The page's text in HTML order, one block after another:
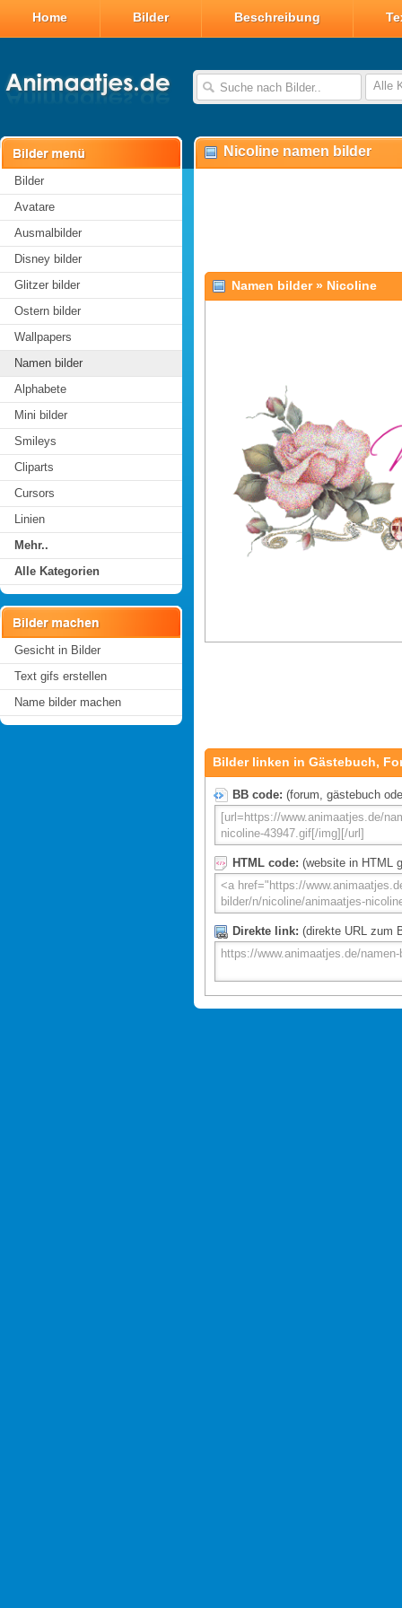
Home Bilder Beschreibung
Alle
Bilder
Avatare
Ausmalbilder
Disney bilder
Glitzer bilder
Ostern bilder
Wallpapers
Namen bilder
Alphabete
Mini bilder
Smileys
Cliparts
Cursors
Linien
Mehr..
Alle Kategorien
Gesicht in Bilder
Text gifs erstellen
Name bilder machen
Nicoline namen bilder
Namen bilder» Nicoline
Bilder linken in Gästebuch,
BB code: (forum, gästebuch
HTML code: (website in HTML
Direkte link: (direkte URL zum